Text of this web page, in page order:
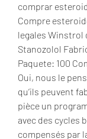
comprar
Compre
legales Winstrol
Stanozolol
Paquete: 100
Oui, nous le
qu’ils peuvent
pièce un
avec des cycles
compensés par